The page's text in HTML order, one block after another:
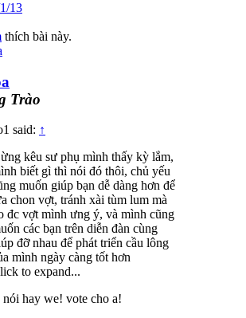
13
thích bài này.
Trào
said: ↑
kêu sư phụ mình thấy kỳ lắm,
biết gì thì nói đó thôi, chủ yếu
muốn giúp bạn dễ dàng hơn để
chon vợt, tránh xài tùm lum mà
đc vợt mình ưng ý, và mình cũng
các bạn trên diễn đàn cùng
đỡ nhau để phát triển cầu lông
mình ngày càng tốt hơn
to expand...
nói hay we! vote cho a!